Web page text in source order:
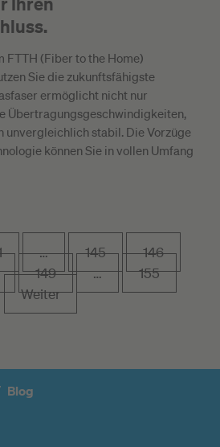
FTTH (Fiber to the Home)
Sie die zukunftsfähigste
ermöglicht nicht nur
Übertragungsgeschwindigkeiten,
unvergleichlich stabil. Die Vorzüge
können Sie in vollen Umfang
… 145
146
149 …
155
Weiter
Blog